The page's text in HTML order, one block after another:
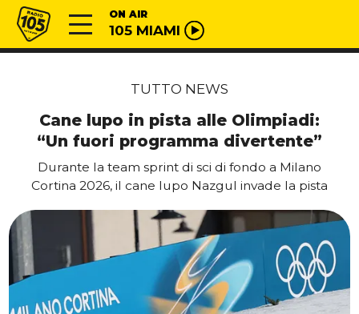
Vai al contenuto
Radio 105 ON AIR
105 MIAMI
TUTTO NEWS
Cane lupo in pista alle Olimpiadi:
“Un fuori programma divertente”
Durante la team sprint di sci di fondo a Milano
Cortina 2026, il cane lupo Nazgul invade la pista